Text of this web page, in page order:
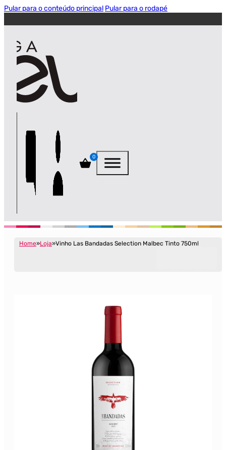
Pular para o conteúdo principal Pular para o rodapé
0
Home Loja Vinho Las Bandadas Selection Malbec Tinto 750ml